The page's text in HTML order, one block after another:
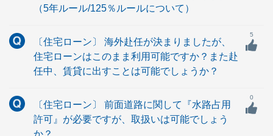
（5年ルール/125％ルールについて）
〔住宅ローン〕 海外赴任が決まりましたが、
住宅ローンはこのまま利用可能ですか？また赴
任中、賃貸に出すことは可能でしょうか？
5
〔住宅ローン〕 前面道路に関して『水路占用
許可』が必要ですが、取扱いは可能でしょう
か？
0